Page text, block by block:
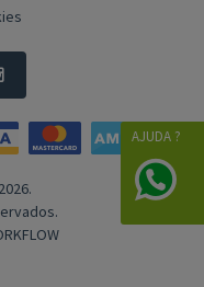
AJUDA ?